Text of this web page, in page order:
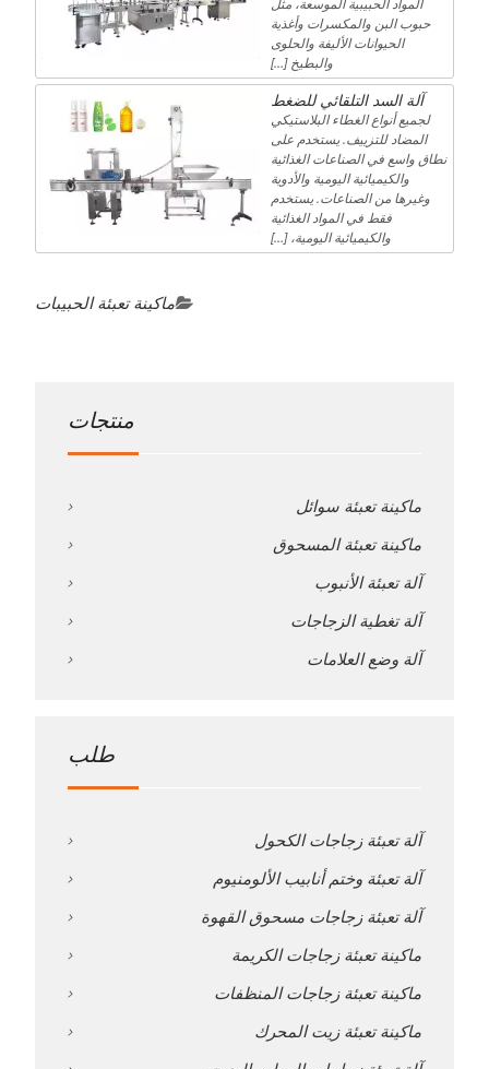
المواد الحبيبية الموسعة، مثل
حبوب البن والمكسرات وأغذية
الحيوانات الأليفة والحلوى
والبطيخ […]
آلة السد التلقائي للضغط
لجميع أنواع الغطاء البلاستيكي
المضاد للتزييف. يستخدم على
نطاق واسع في الصناعات الغذائية
والكيميائية اليومية والأدوية
وغيرها من الصناعات. يستخدم
فقط في المواد الغذائية
والكيميائية اليومية، […]
ماكينة تعبئة الحبيبات
منتجات
ماكينة تعبئة سوائل
ماكينة تعبئة المسحوق
آلة تعبئة الأنبوب
آلة تغطية الزجاجات
آلة وضع العلامات
طلب
آلة تعبئة زجاجات الكحول
آلة تعبئة وختم أنابيب الألومنيوم
آلة تعبئة زجاجات مسحوق القهوة
ماكينة تعبئة زجاجات الكريمة
ماكينة تعبئة زجاجات المنظفات
ماكينة تعبئة زيت المحرك